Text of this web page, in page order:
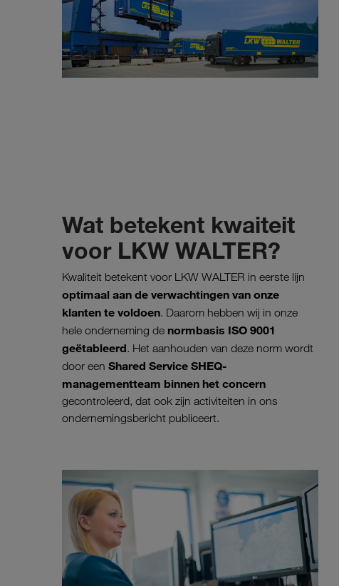
Wat betekent kwaiteit
voor LKW WALTER?
Kwaliteit betekent voor LKW WALTER in eerste lijn
optimaal aan de verwachtingen van onze
klanten te voldoen. Daarom hebben wij in onze
hele onderneming de normbasis ISO 9001
geëtableerd. Het aanhouden van deze norm wordt
door een Shared Service SHEQ-
managementteam binnen het concern
gecontroleerd, dat ook zijn activiteiten in ons
ondernemingsbericht publiceert.